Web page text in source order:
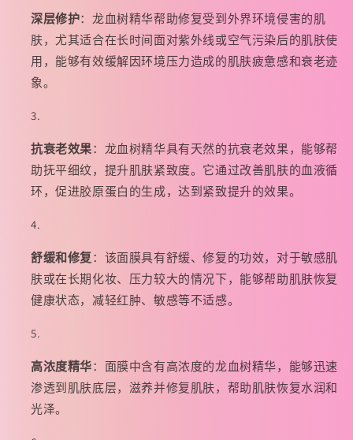
深层修护：龙血树精华帮助修复受到外界环境侵害的肌
肤，尤其适合在长时间面对紫外线或空气污染后的肌肤使
用，能够有效缓解因环境压力造成的肌肤疲惫感和衰老迹
象。
抗衰老效果：龙血树精华具有天然的抗衰老效果，能够帮
助抚平细纹，提升肌肤紧致度。它通过改善肌肤的血液循
环，促进胶原蛋白的生成，达到紧致提升的效果。
舒缓和修复：该面膜具有舒缓、修复的功效，对于敏感肌
肤或在长期化妆、压力较大的情况下，能够帮助肌肤恢复
健康状态，减轻红肿、敏感等不适感。
高浓度精华：面膜中含有高浓度的龙血树精华，能够迅速
渗透到肌肤底层，滋养并修复肌肤，帮助肌肤恢复水润和
光泽。